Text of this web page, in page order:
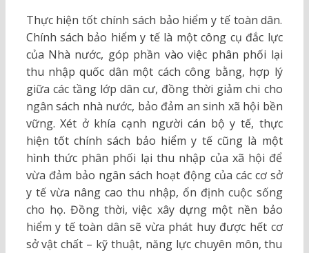
Thực hiện tốt chính sách bảo hiểm y tế toàn dân.
Chính sách bảo hiểm y tế là một công cụ đắc lực
của Nhà nước, góp phần vào việc phân phối lại
thu nhập quốc dân một cách công bằng, hợp lý
giữa các tầng lớp dân cư, đồng thời giảm chi cho
ngân sách nhà nước, bảo đảm an sinh xã hội bền
vững. Xét ở khía cạnh người cán bộ y tế, thực
hiện tốt chính sách bảo hiểm y tế cũng là một
hình thức phân phối lại thu nhập của xã hội để
vừa đảm bảo ngân sách hoạt động của các cơ sở
y tế vừa nâng cao thu nhập, ổn định cuộc sống
cho họ. Đồng thời, việc xây dựng một nền bảo
hiểm y tế toàn dân sẽ vừa phát huy được hết cơ
sở vật chất – kỹ thuật, năng lực chuyên môn, thu